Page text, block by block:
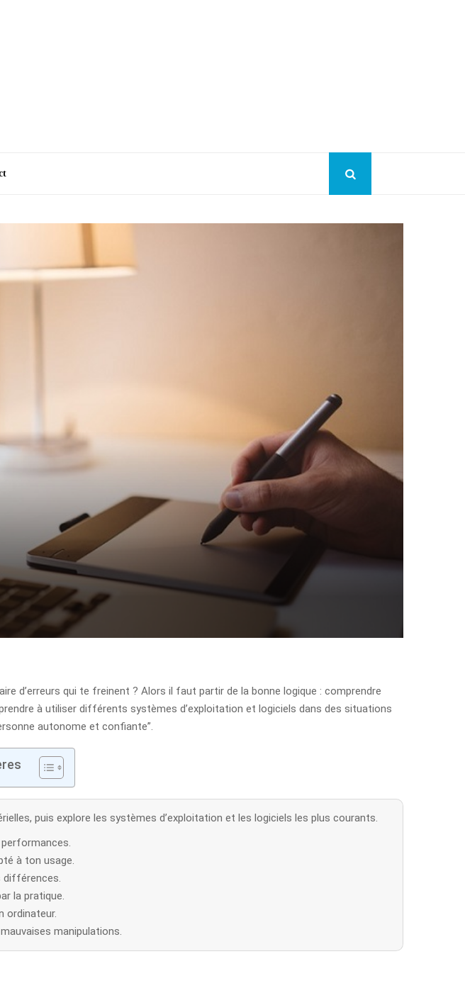
d’erreurs qui te freinent ? Alors il faut partir de la bonne logique : comprendre
à utiliser différents systèmes d’exploitation et logiciels dans des situations
autonome et confiante”.
puis explore les systèmes d’exploitation et les logiciels les plus courants.
à ton usage.
différences.
la pratique.
ordinateur.
manipulations.